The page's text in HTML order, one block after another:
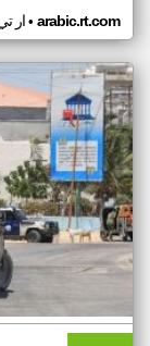
ار• arabic.rt.com